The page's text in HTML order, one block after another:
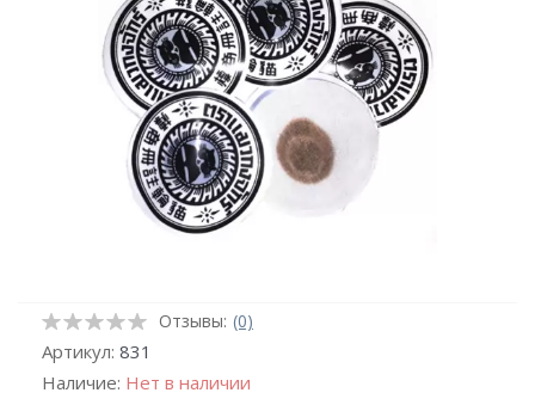
Отзывы: (0)
Артикул: 831
Наличие: Нет в наличии